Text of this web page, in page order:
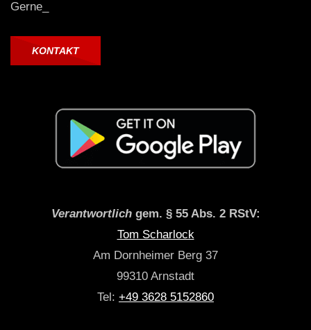
Gerne_
KONTAKT
Verantwortlichgem. § 55 Abs. 2 RStV:
Tom Scharlock
Am Dornheimer Berg 37
99310 Arnstadt
Tel: +49 3628 5152860